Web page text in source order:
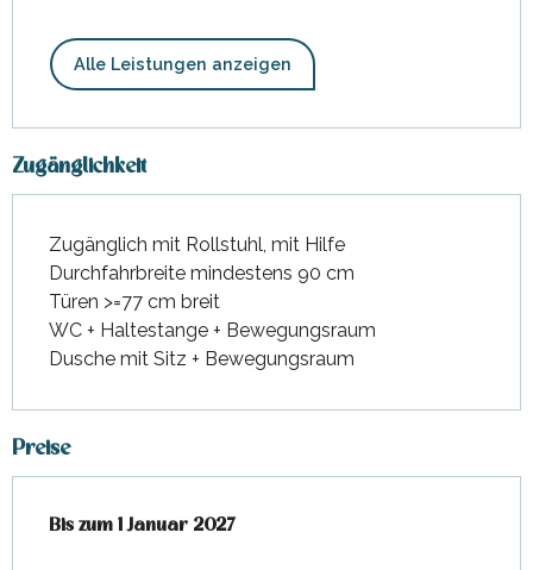
Alle Leistungen anzeigen
Zugänglichkeit
Zugänglich mit Rollstuhl, mit Hilfe
Durchfahrbreite mindestens 90 cm
Türen >=77 cm breit
WC + Haltestange + Bewegungsraum
Dusche mit Sitz + Bewegungsraum
Preise
ab1 Januar 2026bis zum
Bis zum1 Januar 2027